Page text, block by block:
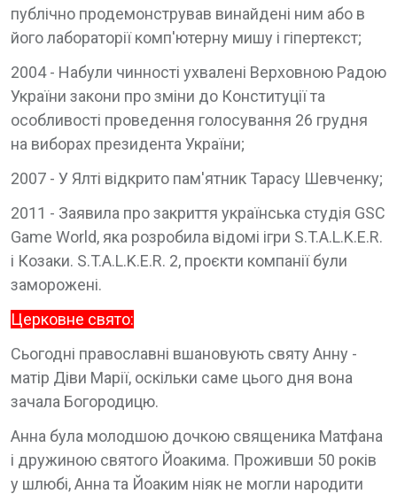
публічно продемонстрував винайдені ним або в
його лабораторії комп'ютерну мишу і гіпертекст;
2004 - Набули чинності ухвалені Верховною Радою
України закони про зміни до Конституції та
особливості проведення голосування 26 грудня
на виборах президента України;
2007 - У Ялті відкрито пам'ятник Тарасу Шевченку;
2011 - Заявила про закриття українська студія GSC
Game World, яка розробила відомі ігри S.T.A.L.K.E.R.
і Козаки. S.T.A.L.K.E.R. 2, проєкти компанії були
заморожені.
Церковне свято:
Сьогодні православні вшановують святу Анну -
матір Діви Марії, оскільки саме цього дня вона
зачала Богородицю.
Анна була молодшою дочкою священика Матфана
і дружиною святого Йоакима. Проживши 50 років
у шлюбі, Анна та Йоаким ніяк не могли народити